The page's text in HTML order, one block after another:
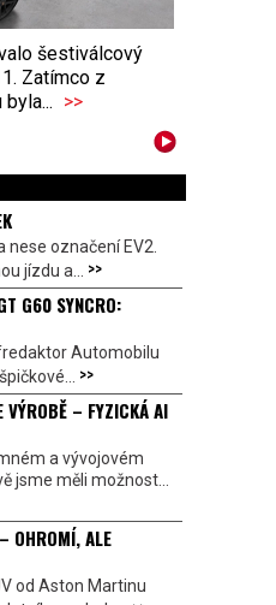
šestiválcový
Zatímco z
>>
nese označení EV2.
jízdu a... >>
G60 SYNCRO:
Automobilu
>>
VÝROBĚ – FYZICKÁ AI
a vývojovém
jsme měli možnost...
OHROMÍ, ALE
od Aston Martinu